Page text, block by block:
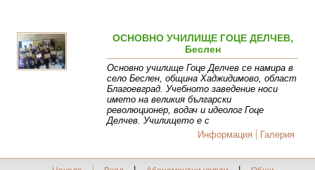
ОСНОВНО УЧИЛИЩЕ ГОЦЕ ДЕЛЧЕВ,
Беслен
Основно училище Гоце Делчев се намира в
село Беслен, община Хаджидимово, област
Благоевград. Учебното заведение носи
името на великия български
революционер, водач и идеолог Гоце
Делчев. Училището е с
Информация
Галерия